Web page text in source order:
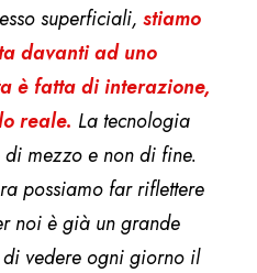
superficiali, stiamo
davanti ad uno
è fatta di interazione,
reale. La tecnologia
mezzo e non di fine.
possiamo far riflettere
noi è già un grande
di vedere ogni giorno il